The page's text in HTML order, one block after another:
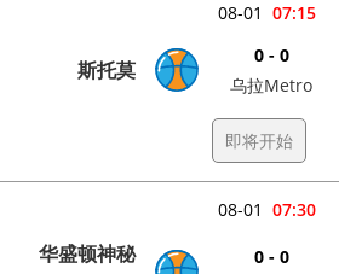
07:15
08-01
斯托莫
0 - 0
乌拉Metro
即将开始
07:30
08-01
华盛顿神秘
0 - 0